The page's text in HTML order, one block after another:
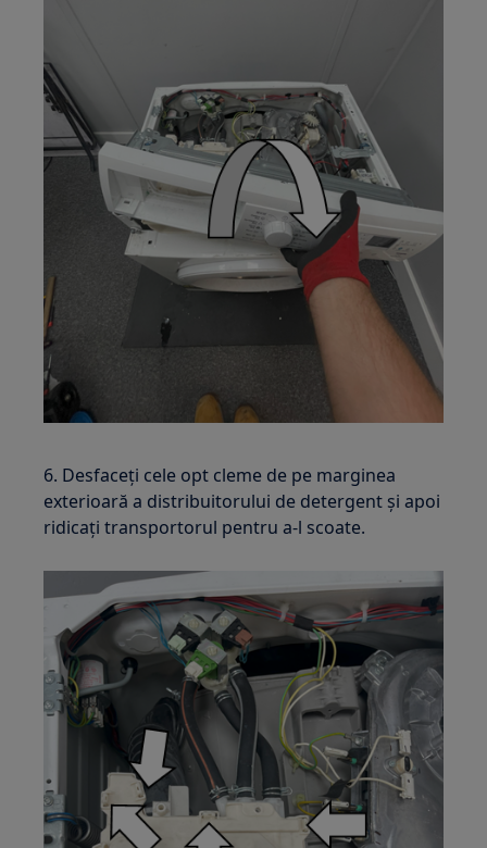
6. Desfaceți cele opt cleme de pe marginea
exterioară a distribuitorului de detergent și apoi
ridicați transportorul pentru a-l scoate.